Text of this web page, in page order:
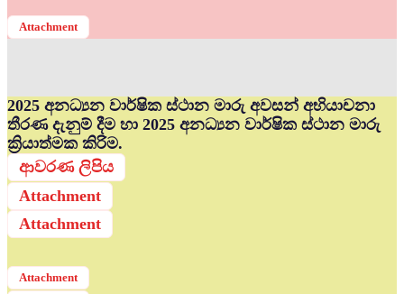
Attachment
2025 අනධ්‍යන වාර්ෂික ස්ථාන මාරු අවසන් අභියාචනා
තීරණ දැනුම් දීම හා 2025 අනධ්‍යන වාර්ෂික ස්ථාන මාරු
ක්‍රියාත්මක කිරිම.
ආවරණ ලිපිය
Attachment
Attachment
Attachment